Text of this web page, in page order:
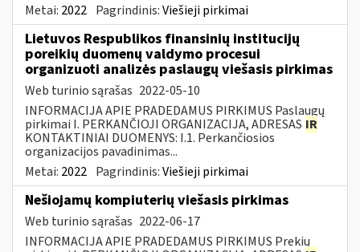
Metai: 2022 Pagrindinis:Viešieji pirkimai
Lietuvos Respublikos finansinių institucijų
poreikių duomenų valdymo procesui
organizuoti analizės paslaugų viešasis pirkimas
Web turinio sąrašas 2022-05-10
INFORMACIJA APIE PRADEDAMUS PIRKIMUS Paslaugų
pirkimai I. PERKANČIOJI ORGANIZACIJA, ADRESAS IR
KONTAKTINIAI DUOMENYS: I.1. Perkančiosios
organizacijos pavadinimas...
Metai: 2022 Pagrindinis:Viešieji pirkimai
Nešiojamų kompiuterių viešasis pirkimas
Web turinio sąrašas 2022-06-17
INFORMACIJA APIE PRADEDAMUS PIRKIMUS Prekių